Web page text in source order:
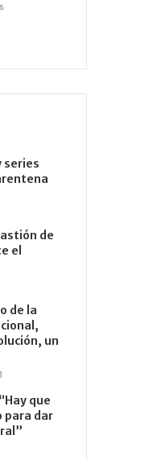
series
de
el
de la
un
que
para dar